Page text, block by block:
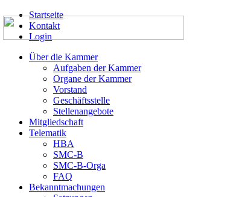
Startseite
Kontakt
Login
Über die Kammer
Aufgaben der Kammer
Organe der Kammer
Vorstand
Geschäftsstelle
Stellenangebote
Mitgliedschaft
Telematik
HBA
SMC-B
SMC-B-Orga
FAQ
Bekanntmachungen